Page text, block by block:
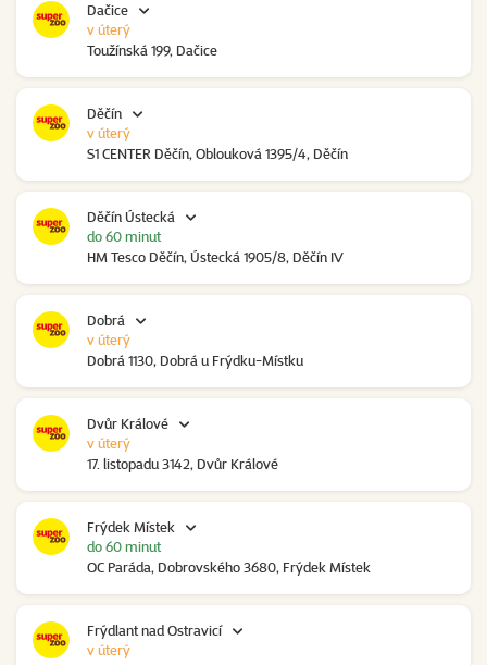
Dačice
Toužínská 199, Dačice
v úterý
Děčín
S1 CENTER Děčín, Oblouková 1395/4, Děčín
v úterý
Děčín Ústecká
HM Tesco Děčín, Ústecká 1905/8, Děčín IV
do 60 minut
Dobrá
Dobrá 1130, Dobrá u Frýdku-Místku
v úterý
Dvůr Králové
17. listopadu 3142, Dvůr Králové
v úterý
Frýdek Místek
OC Paráda, Dobrovského 3680, Frýdek Místek
do 60 minut
Frýdlant nad Ostravicí
v úterý